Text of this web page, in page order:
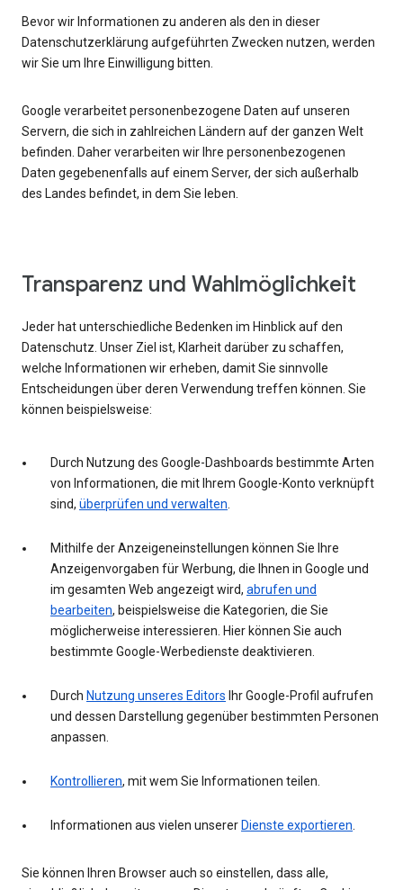
Bevor wir Informationen zu anderen als den in dieser
Datenschutzerklärung aufgeführten Zwecken nutzen, werden
wir Sie um Ihre Einwilligung bitten.
Google verarbeitet personenbezogene Daten auf unseren
Servern, die sich in zahlreichen Ländern auf der ganzen Welt
befinden. Daher verarbeiten wir Ihre personenbezogenen
Daten gegebenenfalls auf einem Server, der sich außerhalb
des Landes befindet, in dem Sie leben.
Transparenz und Wahlmöglichkeit
Jeder hat unterschiedliche Bedenken im Hinblick auf den
Datenschutz. Unser Ziel ist, Klarheit darüber zu schaffen,
welche Informationen wir erheben, damit Sie sinnvolle
Entscheidungen über deren Verwendung treffen können. Sie
können beispielsweise:
Durch Nutzung des Google-Dashboards bestimmte Arten
von Informationen, die mit Ihrem Google-Konto verknüpft
sind, überprüfen und verwalten.
Mithilfe der Anzeigeneinstellungen können Sie Ihre
Anzeigenvorgaben für Werbung, die Ihnen in Google und
im gesamten Web angezeigt wird, abrufen und
bearbeiten, beispielsweise die Kategorien, die Sie
möglicherweise interessieren. Hier können Sie auch
bestimmte Google-Werbedienste deaktivieren.
Durch Nutzung unseres Editors Ihr Google-Profil aufrufen
und dessen Darstellung gegenüber bestimmten Personen
anpassen.
Kontrollieren, mit wem Sie Informationen teilen.
Informationen aus vielen unserer Dienste exportieren.
Sie können Ihren Browser auch so einstellen, dass alle,